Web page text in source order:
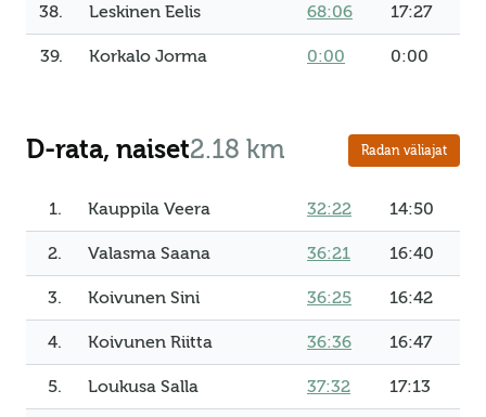
38. Leskinen Eelis 68:06 17:27
39. Korkalo Jorma 0:00 0:00
D-rata, naiset2.18 km Radan väliajat
1. Kauppila Veera 32:22 14:50
2. Valasma Saana 36:21 16:40
3. Koivunen Sini 36:25 16:42
4. Koivunen Riitta 36:36 16:47
5. Loukusa Salla 37:32 17:13